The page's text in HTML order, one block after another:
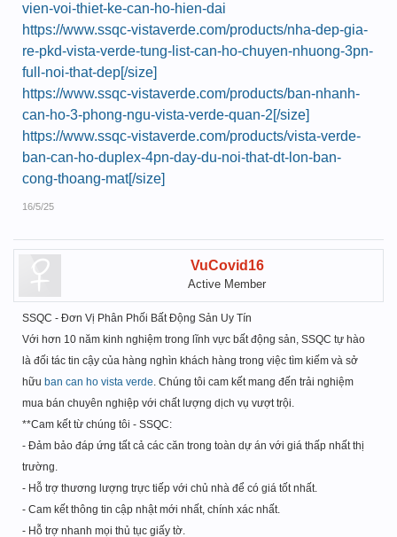
vien-voi-thiet-ke-can-ho-hien-dai
https://www.ssqc-vistaverde.com/products/nha-dep-gia-
re-pkd-vista-verde-tung-list-can-ho-chuyen-nhuong-3pn-
full-noi-that-dep[/size]
https://www.ssqc-vistaverde.com/products/ban-nhanh-
can-ho-3-phong-ngu-vista-verde-quan-2[/size]
https://www.ssqc-vistaverde.com/products/vista-verde-
ban-can-ho-duplex-4pn-day-du-noi-that-dt-lon-ban-
cong-thoang-mat[/size]
16/5/25
VuCovid16
Active Member
SSQC - Đơn Vị Phân Phối Bất Động Sản Uy Tín
Với hơn 10 năm kinh nghiệm trong lĩnh vực bất động sản, SSQC tự hào
là đối tác tin cậy của hàng nghìn khách hàng trong việc tìm kiếm và sở
hữu ban can ho vista verde. Chúng tôi cam kết mang đến trải nghiệm
mua bán chuyên nghiệp với chất lượng dịch vụ vượt trội.
**Cam kết từ chúng tôi - SSQC:
- Đảm bảo đáp ứng tất cả các căn trong toàn dự án với giá thấp nhất thị
trường.
- Hỗ trợ thương lượng trực tiếp với chủ nhà để có giá tốt nhất.
- Cam kết thông tin cập nhật mới nhất, chính xác nhất.
- Hỗ trợ nhanh mọi thủ tục giấy tờ.